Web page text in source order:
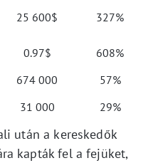
25 600$
327%
0.97$
608%
674 000
57%
31 000 29%
után a kereskedők
kapták fel a fejüket,